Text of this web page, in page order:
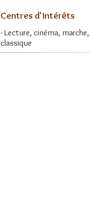
Centres d'intérêts
- Lecture, cinéma,
classique